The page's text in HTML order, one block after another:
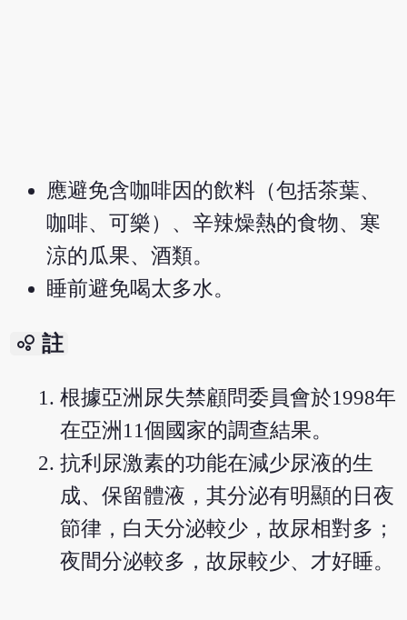
應避免含咖啡因的飲料（包括茶葉、
咖啡、可樂）、辛辣燥熱的食物、寒
涼的瓜果、酒類。
睡前避免喝太多水。
bubble_chart 註
根據亞洲尿失禁顧問委員會於1998年
在亞洲11個國家的調查結果。
抗利尿激素的功能在減少尿液的生
成、保留體液，其分泌有明顯的日夜
節律，白天分泌較少，故尿相對多；
夜間分泌較多，故尿較少、才好睡。